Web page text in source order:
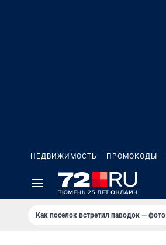
НЕДВИЖИМОСТЬ ПРОМОКОДЫ
Как поселок встретил паводок — фото